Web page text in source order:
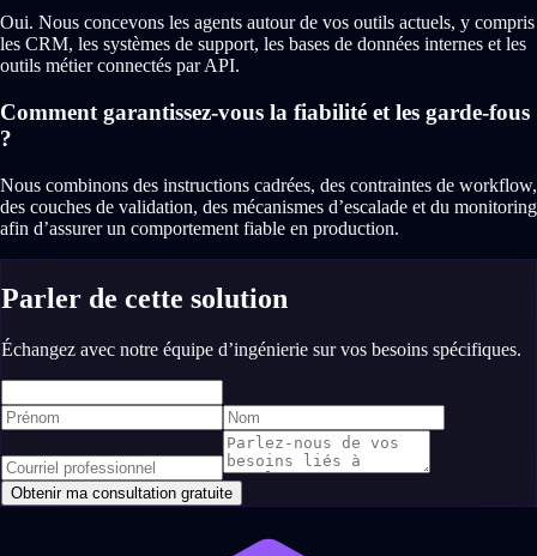
Oui. Nous concevons les agents autour de vos outils actuels, y compris
les CRM, les systèmes de support, les bases de données internes et les
outils métier connectés par API.
Comment garantissez-vous la fiabilité et les garde-fous
?
Nous combinons des instructions cadrées, des contraintes de workflow,
des couches de validation, des mécanismes d’escalade et du monitoring
afin d’assurer un comportement fiable en production.
Parler de cette solution
Échangez avec notre équipe d’ingénierie sur vos besoins spécifiques.
Obtenir ma consultation gratuite